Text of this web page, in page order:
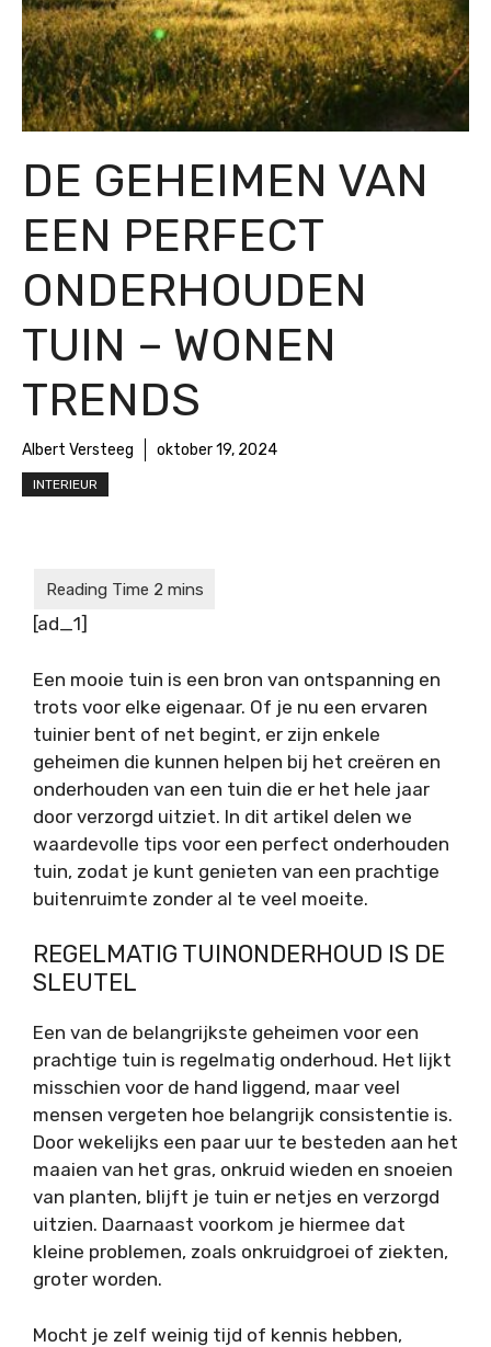
DE GEHEIMEN VAN
EEN PERFECT
ONDERHOUDEN
TUIN – WONEN
TRENDS
Albert Versteeg oktober 19, 2024
INTERIEUR
[ad_1]
Een mooie tuin is een bron van ontspanning en
trots voor elke eigenaar. Of je nu een ervaren
tuinier bent of net begint, er zijn enkele
geheimen die kunnen helpen bij het creëren en
onderhouden van een tuin die er het hele jaar
door verzorgd uitziet. In dit artikel delen we
waardevolle tips voor een perfect onderhouden
tuin, zodat je kunt genieten van een prachtige
buitenruimte zonder al te veel moeite.
REGELMATIG TUINONDERHOUD IS DE
SLEUTEL
Een van de belangrijkste geheimen voor een
prachtige tuin is regelmatig onderhoud. Het lijkt
misschien voor de hand liggend, maar veel
mensen vergeten hoe belangrijk consistentie is.
Door wekelijks een paar uur te besteden aan het
maaien van het gras, onkruid wieden en snoeien
van planten, blijft je tuin er netjes en verzorgd
uitzien. Daarnaast voorkom je hiermee dat
kleine problemen, zoals onkruidgroei of ziekten,
groter worden.
Mocht je zelf weinig tijd of kennis hebben,